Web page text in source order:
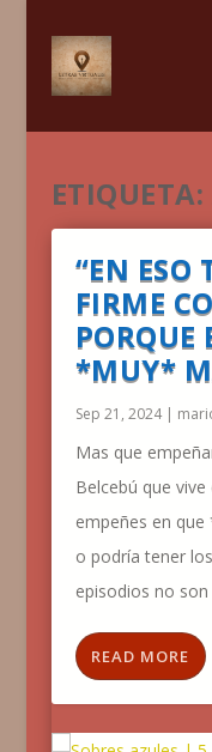
ETIQUETA:
“EN ESO
FIRME
PORQUE
*MUY*
Sep 21, 2024|
Mas que
Belcebú que
empeñes en
o podría tener
episodios no
READ MORE